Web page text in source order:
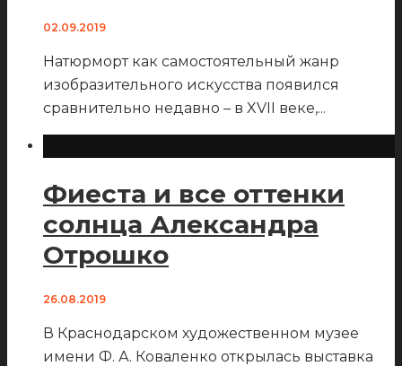
02.09.2019
Натюрморт как самостоятельный жанр
изобразительного искусства появился
сравнительно недавно – в XVII веке,...
Фиеста и все оттенки
солнца Александра
Отрошко
26.08.2019
В Краснодарском художественном музее
имени Ф. А. Коваленко открылась выставка